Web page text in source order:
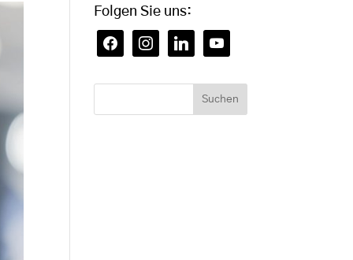
Ihre
Kategorie
Folgen Sie uns:
facebookinstagramlinkedin youtube